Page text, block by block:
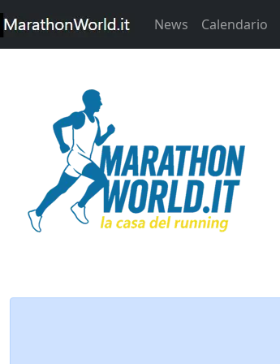
News Calendario